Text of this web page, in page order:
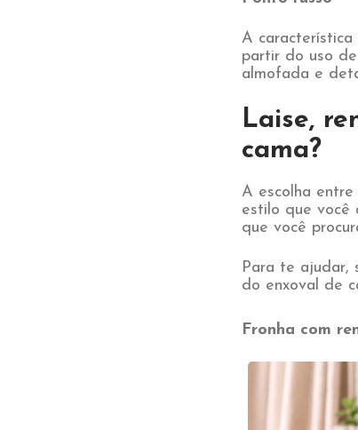
A característica
partir do uso
almofada e
Laise,
cama?
A escolha
estilo que você
que você
Para te ajudar,
do enxoval de
Fronha com